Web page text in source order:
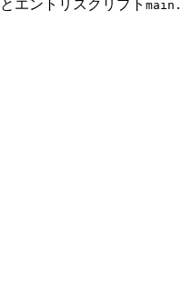
とエントリスクリプト